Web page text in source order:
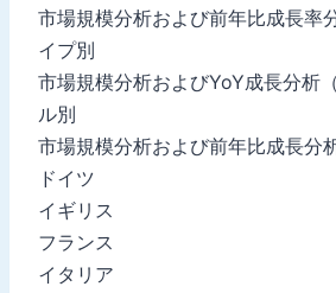
市場規模分析および前年比成長率
イプ別
市場規模分析およびYoY成長分析
ル別
市場規模分析および前年比成長分
ドイツ
イギリス
フランス
イタリア